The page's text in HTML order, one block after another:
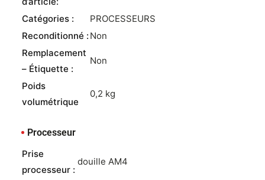
Catégories :
PROCESSEURS
Reconditionné : Non
Remplacement
– Étiquette :
Non
Poids
volumétrique
0,2 kg
Processeur
Prise
processeur :
douille AM4